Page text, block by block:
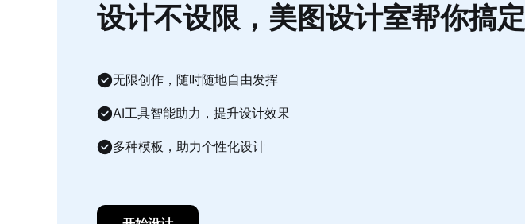
设计不设限，美图设计室帮你搞定
无限创作，随时随地自由发挥
AI工具智能助力，提升设计效果
多种模板，助力个性化设计